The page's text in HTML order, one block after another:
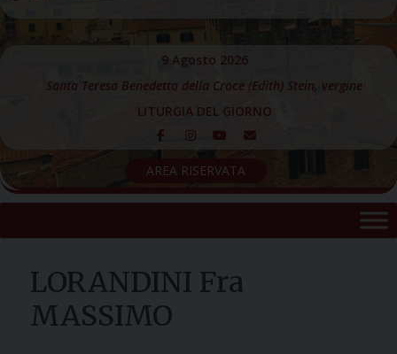
9 Agosto 2026
Santa Teresa Benedetta della Croce (Edith) Stein, vergine
LITURGIA DEL GIORNO
AREA RISERVATA
LORANDINI Fra
MASSIMO